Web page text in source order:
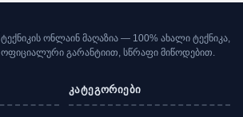
ტექნიკის ონლაინ მაღაზია — 100% ახალი ტექნიკა,
ოფიციალური გარანტიით, სწრაფი მიწოდებით.
კატეგორიები